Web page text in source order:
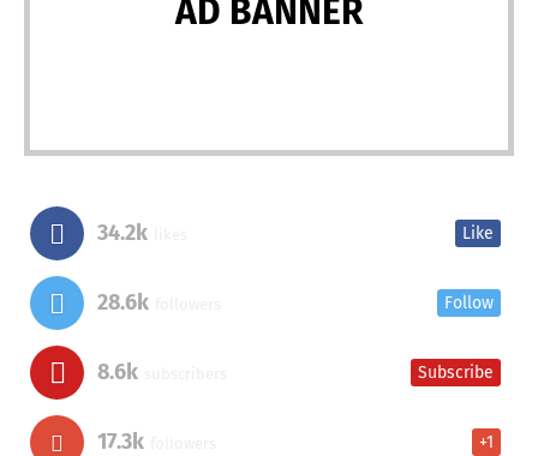
AD BANNER
34.2k Like
28.6k Follow
8.6k Subscribe
17.3k +1